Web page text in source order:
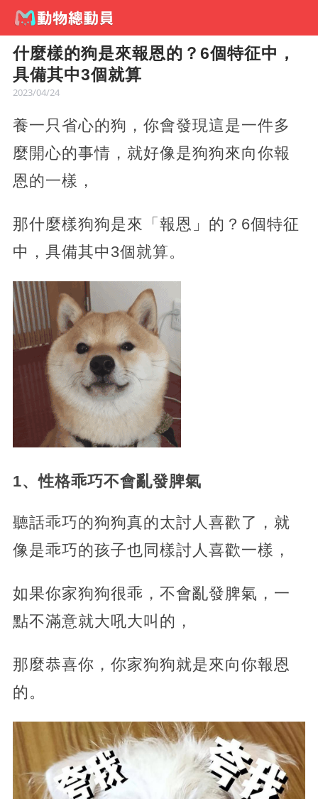
什麼樣的狗是來報恩的？6個特征中，
具備其中3個就算
2023/04/24
養一只省心的狗，你會發現這是一件多
麼開心的事情，就好像是狗狗來向你報
恩的一樣，
那什麼樣狗狗是來「報恩」的？6個特征
中，具備其中3個就算。
1、性格乖巧不會亂發脾氣
聽話乖巧的狗狗真的太討人喜歡了，就
像是乖巧的孩子也同樣討人喜歡一樣，
如果你家狗狗很乖，不會亂發脾氣，一
點不滿意就大吼大叫的，
那麼恭喜你，你家狗狗就是來向你報恩
的。